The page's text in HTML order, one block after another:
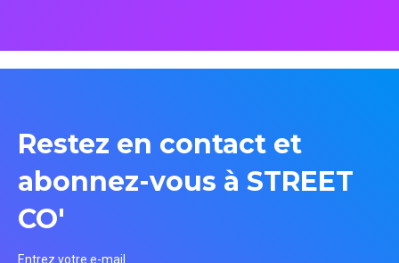
Restez en contact et
abonnez-vous à STREET
CO'